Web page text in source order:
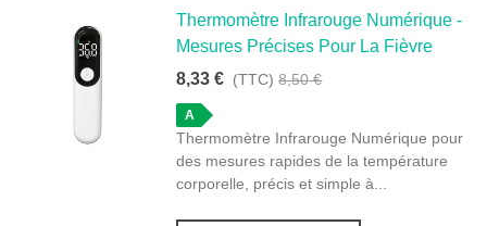
Thermomètre Infrarouge Numérique -
Mesures Précises Pour La Fièvre
8,33 € (TTC) 8,50 €
A
Thermomètre Infrarouge Numérique pour
des mesures rapides de la température
corporelle, précis et simple à...